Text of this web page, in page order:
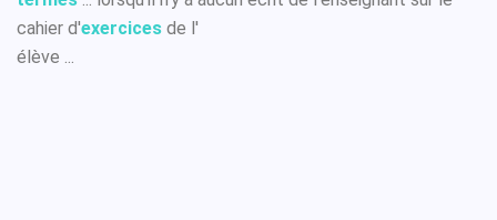
cahier d'exercices de l'
élève ...